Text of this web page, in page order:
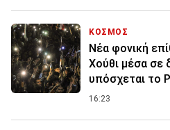
ΚΟΣΜΟΣ
Νέα φονική
Χούθι μέσα σε
υπόσχεται το
16:23